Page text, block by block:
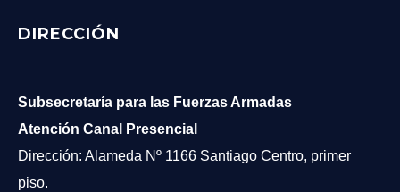
DIRECCIÓN
Subsecretaría para las Fuerzas Armadas
Atención Canal Presencial
Dirección: Alameda Nº 1166 Santiago Centro, primer
piso.